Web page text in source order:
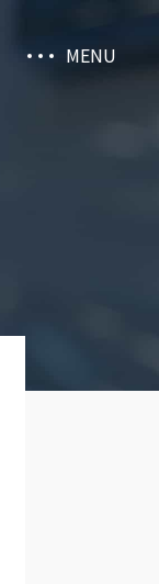
MENU